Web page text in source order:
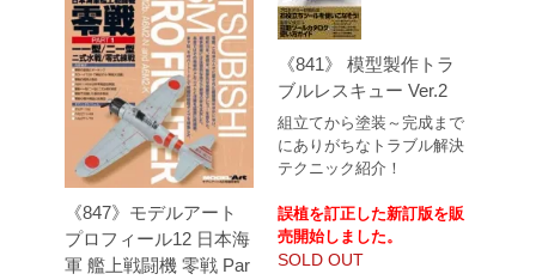
《847》モデルアート
プロフィール12 日本海
軍 艦上戦闘機 零戦 Par
《841》 模型製作トラ
ブルレスキュー Ver.2
組立てから塗装～完成まで
にありがちなトラブル解決
テクニック紹介！
誤植を訂正した新訂版を販
売開始しました。
SOLD OUT